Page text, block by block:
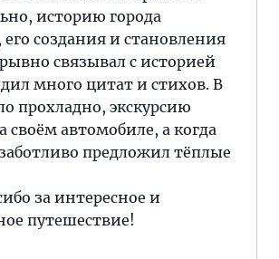
историю города
создания и становления
связывал с историей
много цитат и стихов. В
прохладно, экскурсию
своём автомобиле, а когда
предложил тёплые
за интересное и
путешествие!